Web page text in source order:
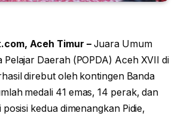
Aceh Timur –Juara Umum
Pelajar Daerah (POPDA) Aceh XVII di
direbut oleh kontingen Banda
medali 41 emas, 14 perak, dan
kedua dimenangkan Pidie,